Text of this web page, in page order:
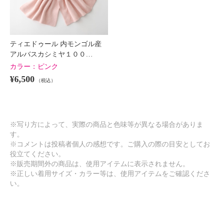
ティエドゥール 内モンゴル産
アルバスカシミヤ１００…
カラー： ピンク
¥6,500 （税込）
※写り方によって、実際の商品と色味等が異なる場合がありま
す。
※コメントは投稿者個人の感想です。ご購入の際の目安としてお
役立てください。
※販売期間外の商品は、使用アイテムに表示されません。
※正しい着用サイズ・カラー等は、使用アイテムをご確認くださ
い。